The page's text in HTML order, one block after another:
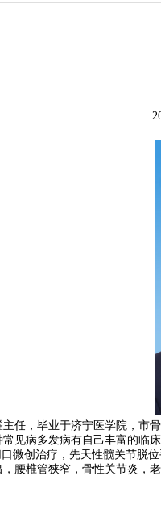
主任，毕业于济宁医学院，市
常见病多发病有自己丰富的临
微创治疗，先天性髋关节脱
，腰椎管狭窄，骨性关节炎，